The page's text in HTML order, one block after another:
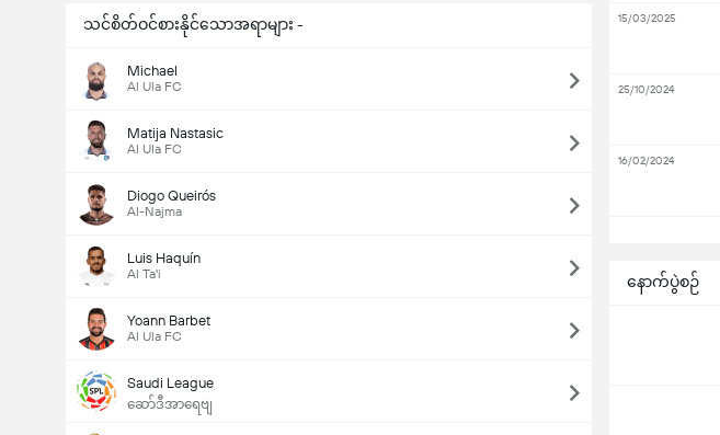
သင်စိတ်ဝင်စားနိုင်သောအရာများ -
Michael
Al Ula FC
Matija Nastasic
Al Ula FC
Diogo Queirós
Al-Najma
Luis Haquín
Al Ta'i
Yoann Barbet
Al Ula FC
Saudi League
ဆော်ဒီအာရေဗျ
နောက်ပွဲစဉ်
15/03/2025
25/10/2024
16/02/2024